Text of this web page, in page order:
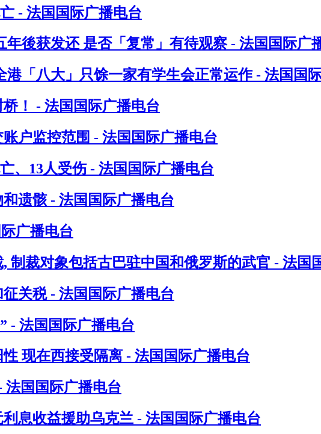
- 法国国际广播电台
後获发还 是否「复常」有待观察 - 法国国际广
港「八大」只馀一家有学生会正常运作 - 法国国
！ - 法国国际广播电台
户监控范围 - 法国国际广播电台
、13人受伤 - 法国国际广播电台
遗骸 - 法国国际广播电台
广播电台
制裁对象包括古巴驻中国和俄罗斯的武官 - 法国
关税 - 法国国际广播电台
- 法国国际广播电台
现在西接受隔离 - 法国国际广播电台
法国国际广播电台
息收益援助乌克兰 - 法国国际广播电台